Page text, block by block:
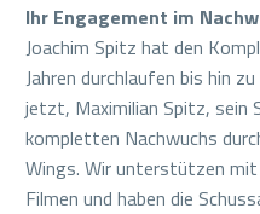
Ihr Engagement im
Joachim Spitz hat den
Jahren durchlaufen bis hin
jetzt, Maximilian Spitz, sein
kompletten Nachwuchs
Wings. Wir unterstützen
Filmen und haben die